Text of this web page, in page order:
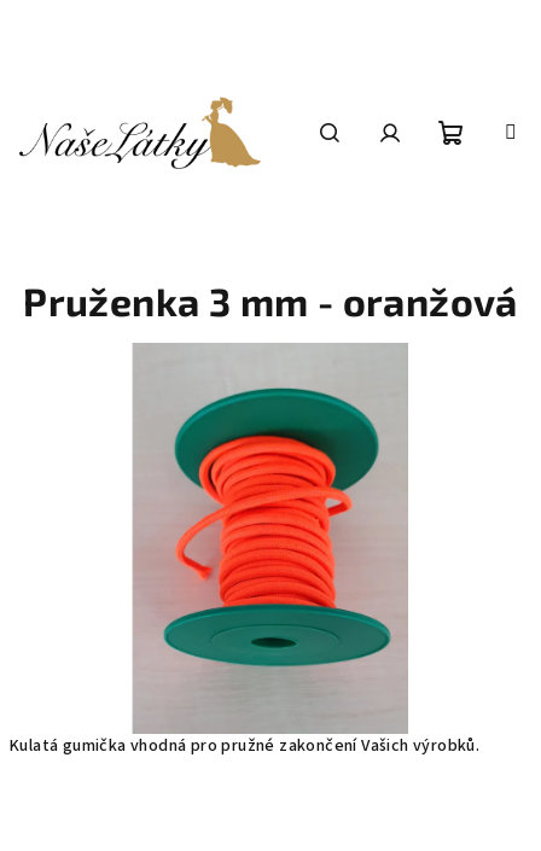
Kulatá gumička vhodná pro pružné zakončení Vašich výrobků.
Pruženka 3 mm - oranžová